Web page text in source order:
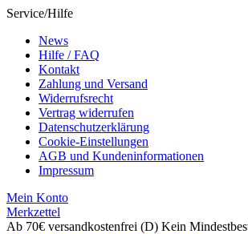
Service/Hilfe
News
Hilfe / FAQ
Kontakt
Zahlung und Versand
Widerrufsrecht
Vertrag widerrufen
Datenschutzerklärung
Cookie-Einstellungen
AGB und Kundeninformationen
Impressum
Mein Konto
Merkzettel
Ab 70€ versandkostenfrei (D) Kein